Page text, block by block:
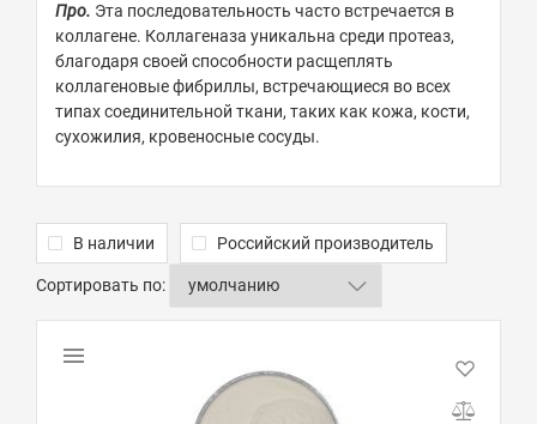
Про. Эта последовательность часто встречается в
коллагене. Коллагеназа уникальна среди протеаз,
благодаря своей способности расщеплять
коллагеновые фибриллы, встречающиеся во всех
типах соединительной ткани, таких как кожа, кости,
сухожилия, кровеносные сосуды.
В наличии Российский производитель
Сортировать по: